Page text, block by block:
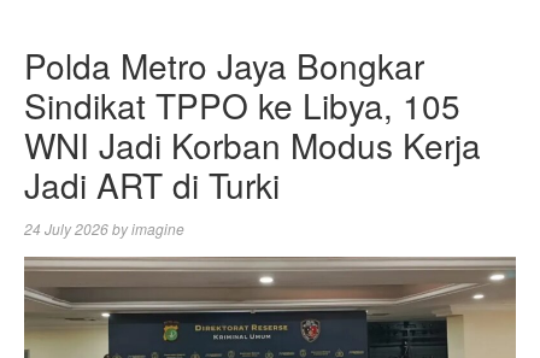
Polda Metro Jaya Bongkar
Sindikat TPPO ke Libya, 105
WNI Jadi Korban Modus Kerja
Jadi ART di Turki
24 July 2026byimagine